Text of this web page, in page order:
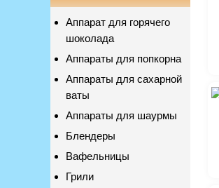
Аппарат для горячего
шоколада
Аппараты для попкорна
Аппараты для сахарной
ваты
Аппараты для шаурмы
Блендеры
Вафельницы
Грили